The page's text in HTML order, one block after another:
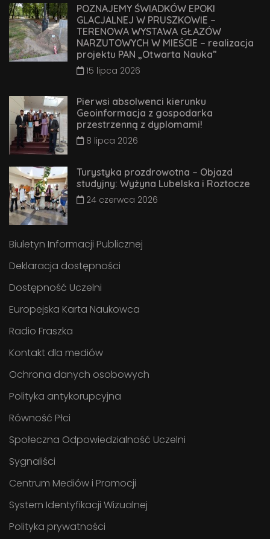
POZNAJEMY ŚWIADKÓW EPOKI
GLACJALNEJ W PRUSZKOWIE –
TERENOWA WYSTAWA GŁAZÓW
NARZUTOWYCH W MIEŚCIE – realizacja
projektu PAN „Otwarta Nauka”
15 lipca 2026
Pierwsi absolwenci kierunku
Geoinformacja z gospodarka
przestrzenną z dyplomami!
8 lipca 2026
Turystyka prozdrowotna – Objazd
studyjny: Wyżyna Lubelska i Roztocze
24 czerwca 2026
Biuletyn Informacji Publicznej
Deklaracja dostępności
Dostępność Uczelni
Europejska Karta Naukowca
Radio Fraszka
Kontakt dla mediów
Ochrona danych osobowych
Polityka antykorupcyjna
Równość Płci
Społeczna Odpowiedzialność Uczelni
Sygnaliści
Centrum Mediów i Promocji
System Identyfikacji Wizualnej
Polityka prywatności